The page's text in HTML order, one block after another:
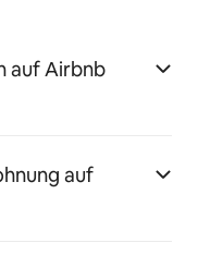
auf Airbnb
auf